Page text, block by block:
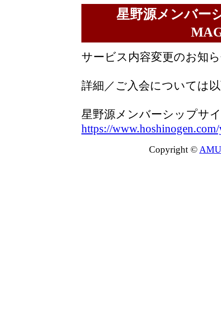
星野源メンバー
サービス内容変更のお知
詳細／ご入会については
星野源メンバーシップサ
https://
Copyright ©